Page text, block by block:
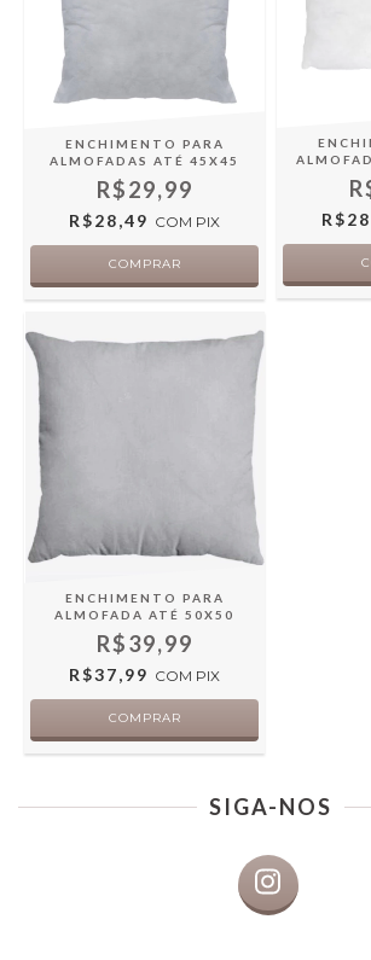
ENCHIMENTO PARA
ALMOFADAS ATÉ 45X45
R$29,99
R$28,49 COM PIX
ENCHIMENTO PARA
ALMOFADA ATÉ 50X50
R$39,99
R$37,99 COM PIX
SIGA-NOS